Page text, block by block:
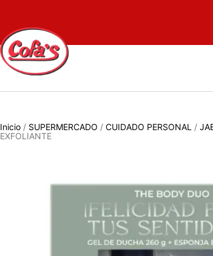
Inicio / SUPERMERCADO / CUIDADO PERSONAL /
EXFOLIANTE